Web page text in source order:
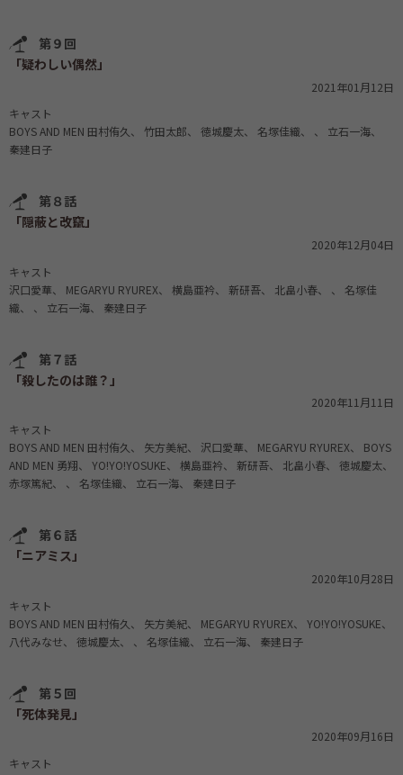
第９回
「疑わしい偶然」
2021年01月12日
キャスト
BOYS AND MEN 田村侑久
竹田太郎 徳城慶太 名塚佳織
立石一海
秦建日子
第８話
「隠蔽と改竄」
2020年12月04日
キャスト
沢口愛華
MEGARYU RYUREX 横島亜衿 新研吾 北畠小春
名塚佳
織
立石一海 秦建日子
第７話
「殺したのは誰？」
2020年11月11日
キャスト
BOYS AND MEN 田村侑久
矢方美紀 沢口愛華 MEGARYU RYUREX
BOYS
AND MEN 勇翔
YO!YO!YOSUKE 横島亜衿 新研吾 北畠小春
徳城慶太
赤塚篤紀
名塚佳織 立石一海 秦建日子
第６話
「ニアミス」
2020年10月28日
キャスト
BOYS AND MEN 田村侑久
矢方美紀 MEGARYU RYUREX
YO!YO!YOSUKE
八代みなせ
徳城慶太 名塚佳織 立石一海 秦建日子
第５回
「死体発見」
2020年09月16日
キャスト